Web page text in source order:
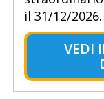
il 31/12/2026.
VEDI